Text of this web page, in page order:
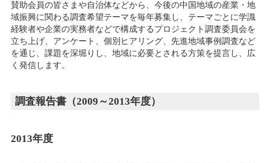
賛助会員の皆さまや自治体などから、今後の中国地域の産業・地
域振興に関わる調査希望テーマを毎年募集し、テーマごとに学識
経験者や企業の実務者などで構成するプロジェクト調査委員会を
立ち上げ、アンケート、個別ヒアリング、先進地域事例調査など
を通じ、課題を深堀りし、地域に必要とされる方策を提言し、広
く発信します。
調査報告書（2009～2013年度）
2013年度